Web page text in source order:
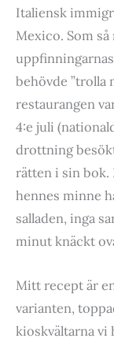
Italiensk
Mexico. Som
behövde ”trolla
restaurangen
4:e juli
drottning
rätten i sin bok.
hennes minne
salladen, inga
minut knäckt
Mitt recept är
varianten,
kioskvältarna vi